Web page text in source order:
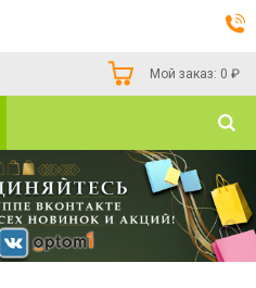
Мой заказ: 0 ₽